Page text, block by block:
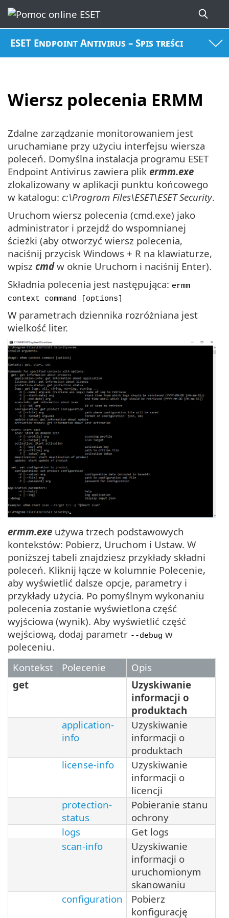
ESET Endpoint Antivirus – Spis treści
Wiersz polecenia ERMM
Zdalne zarządzanie monitorowaniem jest
uruchamiane przy użyciu interfejsu wiersza
poleceń. Domyślna instalacja programu ESET
Endpoint Antivirus zawiera plik ermm.exe
zlokalizowany w aplikacji punktu końcowego
w katalogu: c:\Program Files\ESET\ESET Security.
Uruchom wiersz polecenia (cmd.exe) jako
administrator i przejdź do wspomnianej
ścieżki (aby otworzyć wiersz polecenia,
naciśnij przycisk Windows + R na klawiaturze,
wpisz cmdw oknie Uruchom i naciśnij Enter).
Składnia polecenia jest następująca: ermm
context command [options]
W parametrach dziennika rozróżniana jest
wielkość liter.
ermm.exe używa trzech podstawowych
kontekstów: Pobierz, Uruchom i Ustaw. W
poniższej tabeli znajdziesz przykłady składni
poleceń. Kliknij łącze w kolumnie Polecenie,
aby wyświetlić dalsze opcje, parametry i
przykłady użycia. Po pomyślnym wykonaniu
polecenia zostanie wyświetlona część
wyjściowa (wynik). Aby wyświetlić część
wejściową, dodaj parametr --debug w
poleceniu.
Kontekst
Polecenie
Opis
get
Uzyskiwanie
informacji o
produktach
application-
info
Uzyskiwanie
informacji o
produktach
license-info
Uzyskiwanie
informacji o
licencji
protection-
status
Pobieranie stanu
ochrony
logs
Get logs
scan-info
Uzyskiwanie
informacji o
uruchomionym
skanowaniu
configuration
Pobierz
konfigurację